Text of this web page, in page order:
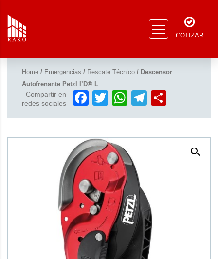
COTIZAR
Home / Emergencias / Rescate Técnico / Descensor
Autofrenante Petzl I’D® L
Compartir en
redes sociales
Facebook
TwitterWhatsApp
Telegram